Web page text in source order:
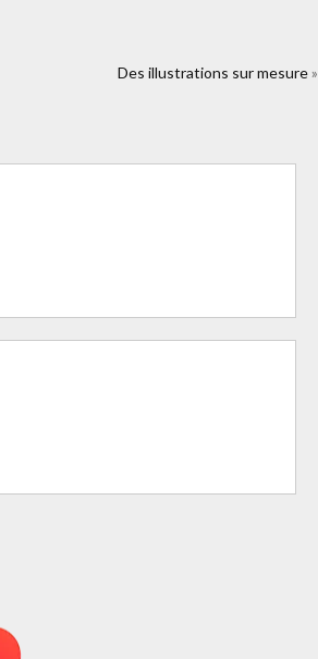
Des illustrations sur mesure»